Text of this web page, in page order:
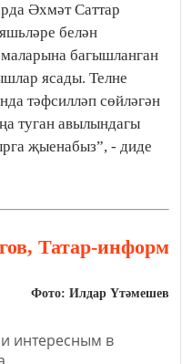
Әхмәт Саттар
белән
багышланган
ясады. Телне
тәфсилләп сөйләгән
туган авылындагы
җыенабыз”, - диде
Татар-информ
Фото: Илдар Үтәмешев
интересным в